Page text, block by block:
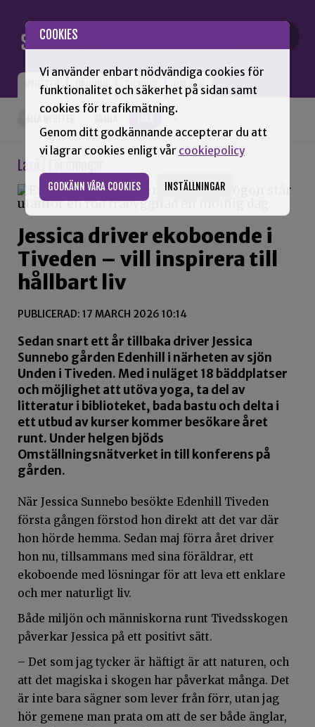
COOKIES
Vi använder enbart nödvändiga cookies för
funktionalitet och säkerhet på sidan samt
cookies för trafikmätning.
Genom ditt godkännande accepterar du att
vi lagrar cookies enligt vår cookiepolicy
GODKÄNN VÅRA COOKIES INSTÄLLNINGAR
NYHETER OPINION TIDNING OM SNN
+
Laxå / Föreningar
Jessica driver ekoboende i
Tiveden – vill inspirera till
hållbart liv
PUBLICERAD: 17 MARCH 2026 10:14
Sedan snart ett år tillbaka driver Jessica
Sunnebo gården Edenhill i närheten av sjön
Unden i Tiveden. Med i nuläget 18 bäddplatser
och möjlighet att utöva yoga, ta del av
litteratur i biblioteket, bada bastu och delta i
ett utbud av kurser kommer besökare året
runt. Under helgen bjöds
Omställningsnätverket in till konferens på
gården.
När Jessica Sunnebo besökte Edenhill Tiveden
första gången förstod hon direkt att det var där
hon hörde hemma. Sedan maj förra året driver
hon nu, tillsammans med sina föräldrar, ett
ekoboende med lösningar för att leva ett enklare
och mer naturligt liv.
Både miljön och människorna runt Tivedsskogen
påverkar Jessica på ett positivt sätt.
– Det som jag tycker är häftigt är att naturen, och
att det magiska i skogen har påverkat många. Det
är inte bara sägner som lever från förr, utan jag
hör gemene man prata om att de ser både änglar,